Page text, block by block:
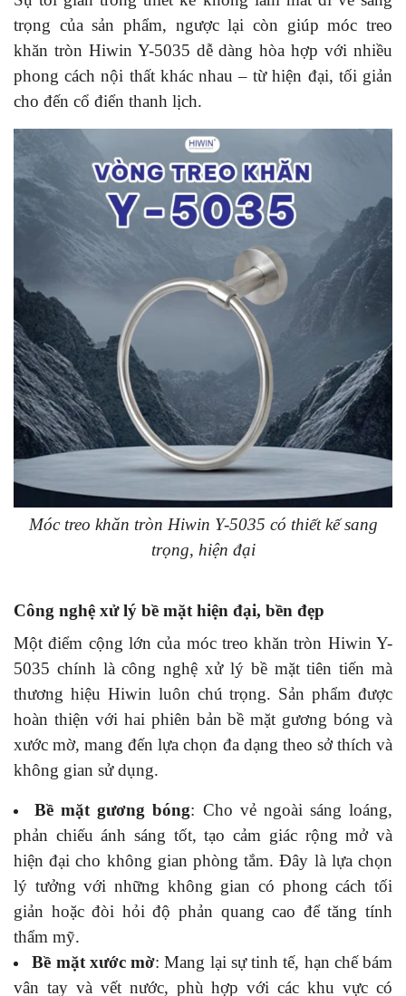
trọng của sản phẩm, ngược lại còn giúp móc treo
khăn tròn Hiwin Y-5035 dễ dàng hòa hợp với nhiều
phong cách nội thất khác nhau – từ hiện đại, tối giản
cho đến cổ điển thanh lịch.
Móc treo khăn tròn Hiwin Y-5035 có thiết kế sang
trọng, hiện đại
Công nghệ xử lý bề mặt hiện đại, bền đẹp
Một điểm cộng lớn của móc treo khăn tròn Hiwin Y-
5035 chính là công nghệ xử lý bề mặt tiên tiến mà
thương hiệu Hiwin luôn chú trọng. Sản phẩm được
hoàn thiện với hai phiên bản bề mặt gương bóng và
xước mờ, mang đến lựa chọn đa dạng theo sở thích và
không gian sử dụng.
Bề mặt gương bóng: Cho vẻ ngoài sáng loáng,
phản chiếu ánh sáng tốt, tạo cảm giác rộng mở và
hiện đại cho không gian phòng tắm. Đây là lựa chọn
lý tưởng với những không gian có phong cách tối
giản hoặc đòi hỏi độ phản quang cao để tăng tính
thẩm mỹ.
Bề mặt xước mờ: Mang lại sự tinh tế, hạn chế bám
vân tay và vết nước, phù hợp với các khu vực có